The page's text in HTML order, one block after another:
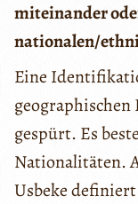
miteinander
nationalen/
Eine
geographischen
gespürt. Es
Nationalitäten.
Usbeke